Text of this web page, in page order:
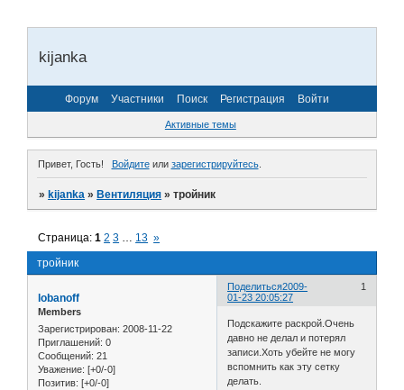
kijanka
Форум Участники Поиск Регистрация Войти
Активные темы
Привет, Гость! Войдитеили зарегистрируйтесь.
»kijanka »Вентиляция »тройник
тройник
Страница:1 2 3 … 13 »
Поделиться 1
2009-
01-23 20:05:27
lobanoff
Members
Зарегистрирован: 2008-11-22
Приглашений: 0
Сообщений: 21
Уважение: [+0/-0]
Позитив: [+0/-0]
Подскажите раскрой.Очень
давно не делал и потерял
записи.Хоть убейте не могу
вспомнить как эту сетку
делать.